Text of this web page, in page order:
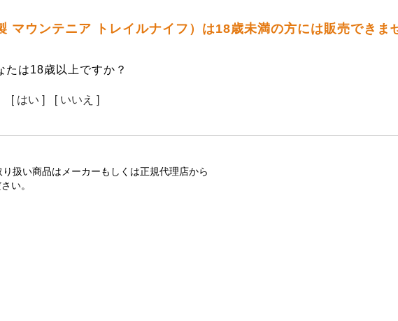
ウンテニア トレイルナイフ）は18歳未満の方には販売できま
たは18歳以上ですか？
[ はい ] [ いいえ ]
扱い商品はメーカーもしくは正規代理店から
い。